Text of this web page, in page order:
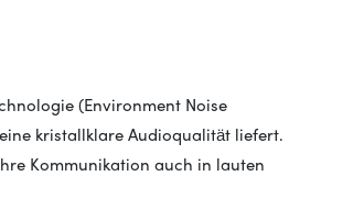
(Environment Noise
kristallklare Audioqualität liefert.
Kommunikation auch in lauten